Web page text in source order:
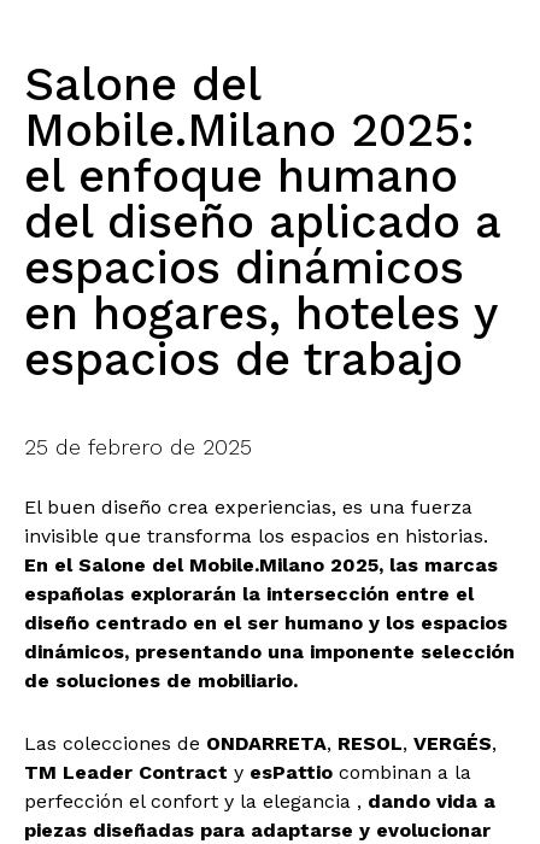
Salone del
Mobile.Milano 2025:
el enfoque humano
del diseño aplicado a
espacios dinámicos
en hogares, hoteles y
espacios de trabajo
25 de febrero de 2025
El buen diseño crea experiencias, es una fuerza
invisible que transforma los espacios en historias.
En el Salone del Mobile.Milano 2025, las marcas
españolas explorarán la intersección entre el
diseño centrado en el ser humano y los espacios
dinámicos, presentando una imponente selección
de soluciones de mobiliario.
Las colecciones de ONDARRETA, RESOL, VERGÉS,
TM Leader Contract y esPattio combinan a la
perfección el confort y la elegancia , dando vida a
piezas diseñadas para adaptarse y evolucionar